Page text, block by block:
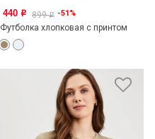
440 o 899o -51%
Футболка хлопковая с принтом